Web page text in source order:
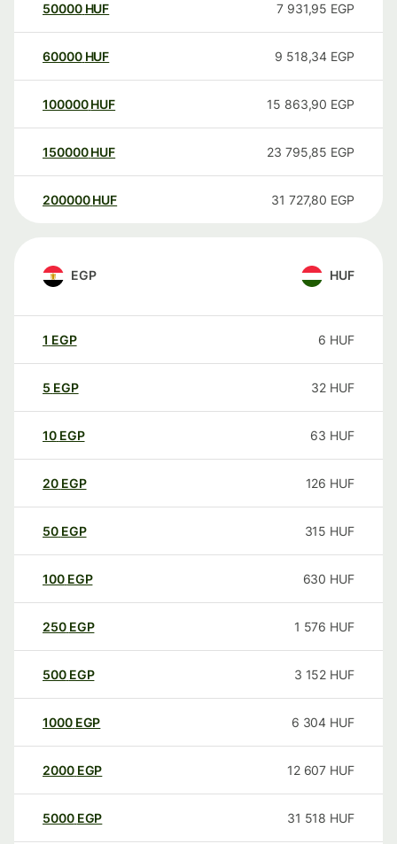
50000 HUF 7 931,95 EGP
60000 HUF 9 518,34 EGP
100000 HUF 15 863,90 EGP
150000 HUF 23 795,85 EGP
200000 HUF 31 727,80 EGP
EGP HUF
1 EGP 6 HUF
5 EGP 32 HUF
10 EGP 63 HUF
20 EGP 126 HUF
50 EGP 315 HUF
100 EGP 630 HUF
250 EGP 1 576 HUF
500 EGP 3 152 HUF
1000 EGP 6 304 HUF
2000 EGP 12 607 HUF
5000 EGP 31 518 HUF